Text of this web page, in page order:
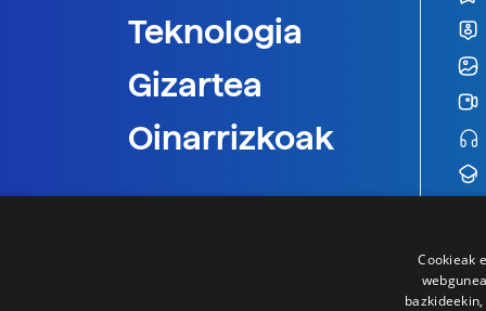
Teknologia
Gizartea
Oinarrizkoak
Cookieak